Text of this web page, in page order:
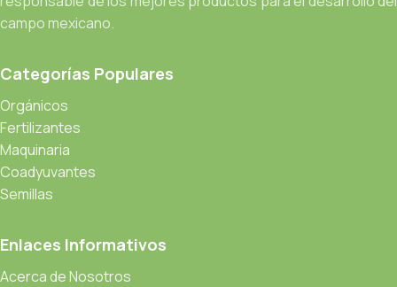
campo mexicano.
Categorías Populares
Orgánicos
Fertilizantes
Maquinaria
Coadyuvantes
Semillas
Enlaces Informativos
Acerca de Nosotros